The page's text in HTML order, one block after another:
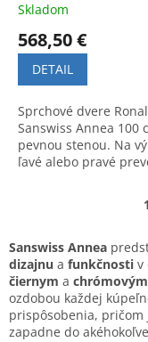
Skladom
568,50 €
DETAIL
Sprchové dvere Ronal
Sanswiss Annea 100
pevnou stenou. Na
ľavé alebo pravé
Sanswiss Annea
dizajnu a funkčnosti v
čiernym a chrómovým
ozdobou každej
prispôsobenia,
zapadne do